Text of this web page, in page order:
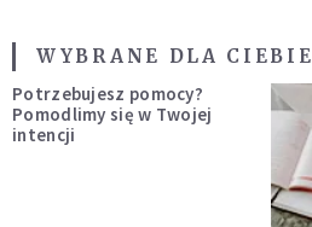
WYBRANE DLA CIEBIE
Potrzebujesz pomocy?
Pomodlimy się w Twojej
intencji